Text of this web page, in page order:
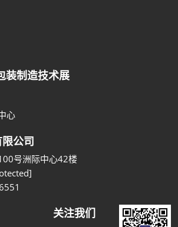
装制造技术展
心
公司
号洲际中心42楼
关注我们